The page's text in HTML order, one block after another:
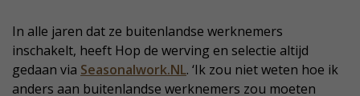
In alle jaren dat ze buitenlandse werknemers
inschakelt, heeft Hop de werving en selectie altijd
gedaan via Seasonalwork.NL. ‘Ik zou niet weten hoe ik
anders aan buitenlandse werknemers zou moeten